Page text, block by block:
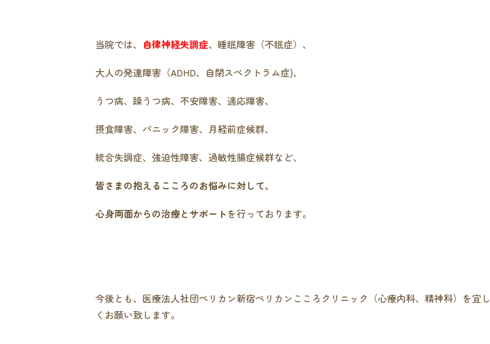
当院では、 自律神経失調症、睡眠障害（不眠症）、
大人の発達障害（ADHD、自閉スペクトラム症)、
うつ病、躁うつ病、不安障害、適応障害、
摂食障害、パニック障害、月経前症候群、
統合失調症、強迫性障害、過敏性腸症候群など、
皆さまの抱えるこころのお悩みに対して、
心身両面からの治療とサポートを行っております。
今後とも、医療法人社団ペリカン新宿ペリカンこころクリニック（心療内科、精神科）を宜し
くお願い致します。